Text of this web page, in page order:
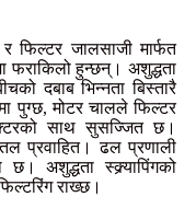
फिल्टर जालसाजी मार्फत
फराकिलो हुन्छन्। अशुद्धता
दबाब भिन्नता बिस्तारै
पुग्छ, मोटर चालले फिल्टर
साथ सुसज्जित छ।
प्रवाहित। ढल प्रणाली
अशुद्धता स्क्र्यापिंगको
राख्छ।